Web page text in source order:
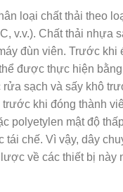
loại chất thải theo
v.v.). Chất thải
đùn viên. Trước khi
được thực hiện
sạch và sấy khô
khi đóng thành
polyetylen mật độ
chế. Vì vậy, dây
về các thiết bị này